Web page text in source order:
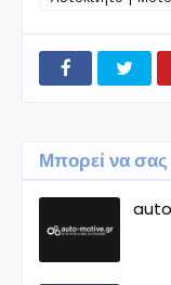
Μπορεί να σας